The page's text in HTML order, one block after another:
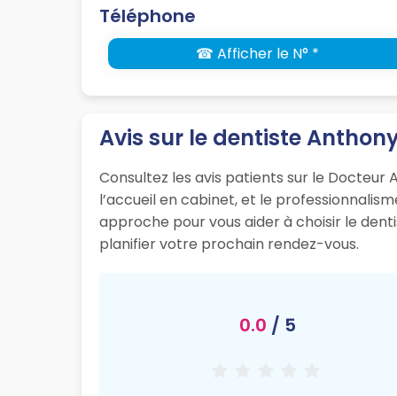
Téléphone
☎ Afficher le N° *
Avis sur le dentiste
Consultez les avis patients sur le Docteur
l’accueil en cabinet, et le
approche pour vous aider à choisir le
planifier votre prochain rendez-vous.
0.0 / 5